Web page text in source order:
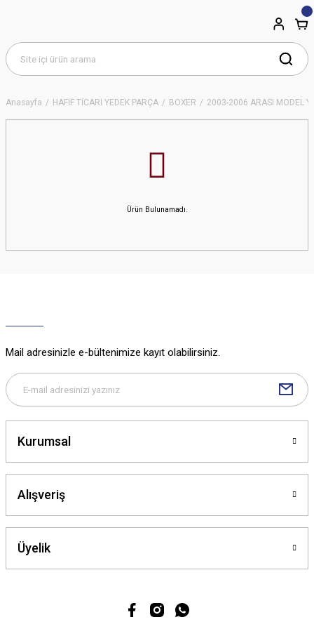
Anasayfa HAFİF TİCARİ YEDEK PARÇA BOXER 2003-2006 ARASI MODEL
Ürün Bulunamadı.
Mail adresinizle e-bültenimize kayıt olabilirsiniz.
Kurumsal
Alışveriş
Üyelik